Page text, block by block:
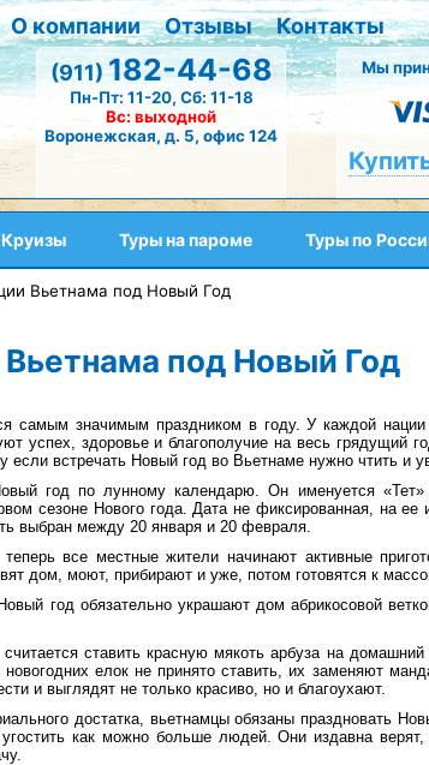
О компании Отзывы
Контакты
(911)182-44-68
Пн-Пт: 11-20, Сб: 11-18
Вс: выходной
Воронежская, д. 5, офис 124
Мы
Круизы Туры на пароме Туры по
Вьетнама под Новый Год
под Новый Год
самым значимым праздником в году. У каждой
успех, здоровье и благополучие на весь грядущий
если встречать Новый год во Вьетнаме нужно чтить и
год по лунному календарю. Он именуется
сезоне Нового года. Дата не фиксированная, на
выбран между 20 января и 20 февраля.
все местные жители начинают активные
дом, моют, прибирают и уже, потом готовятся к
год обязательно украшают дом абрикосовой
ставить красную мякоть арбуза на
елок не принято ставить, их заменяют
и выглядят не только красиво, но и благоухают.
достатка, вьетнамцы обязаны праздновать
как можно больше людей. Они издавна